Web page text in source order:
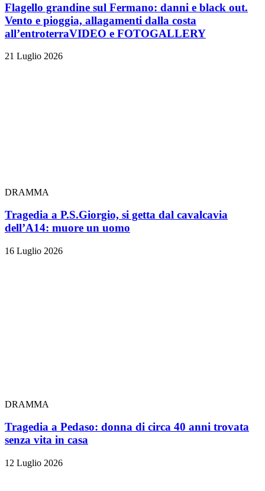
Flagello grandine sul Fermano: danni e black out.
Vento e pioggia, allagamenti dalla costa
all’entroterraVIDEO e FOTOGALLERY
21 Luglio 2026
DRAMMA
Tragedia a P.S.Giorgio, si getta dal cavalcavia
dell’A14: muore un uomo
16 Luglio 2026
DRAMMA
Tragedia a Pedaso: donna di circa 40 anni trovata
senza vita in casa
12 Luglio 2026